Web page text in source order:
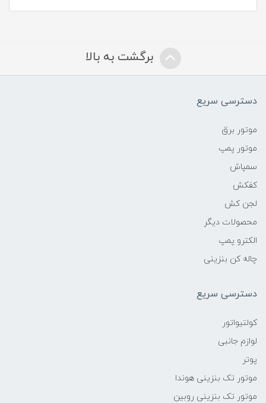
برگشت به بالا
دسترسی سریع
موتور برق
موتور پمپ
سمپاش
کفکش
لجن کش
محصولات دیگر
الکترو پمپ
چاله کن بنزینی
دسترسی سریع
کولتیواتور
لوازم جانبی
پوتر
موتور تک بنزینی هوندا
موتور تک بنزینی روبین